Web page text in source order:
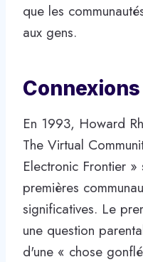
que les
aux gens.
En 1993, Howard
The Virtual
Electronic Frontier
premières
significatives. Le
une question
d'une « chose